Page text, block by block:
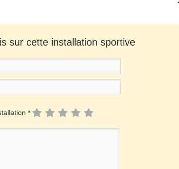
sur cette installation sportive
*